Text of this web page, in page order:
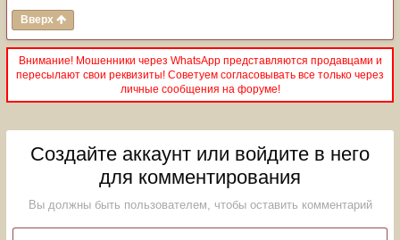
Вверх
Внимание! Мошенники через WhatsApp представляются продавцами и
пересылают свои реквизиты! Советуем согласовывать все только через
личные сообщения на форуме!
Создайте аккаунт или войдите в него
для комментирования
Вы должны быть пользователем, чтобы оставить комментарий